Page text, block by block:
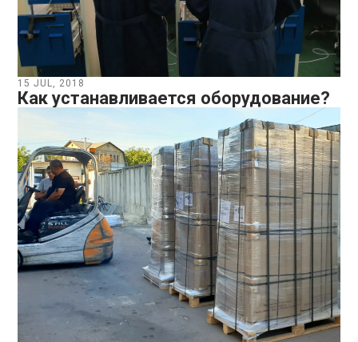
15 JUL, 2018
Как устанавливается оборудование?